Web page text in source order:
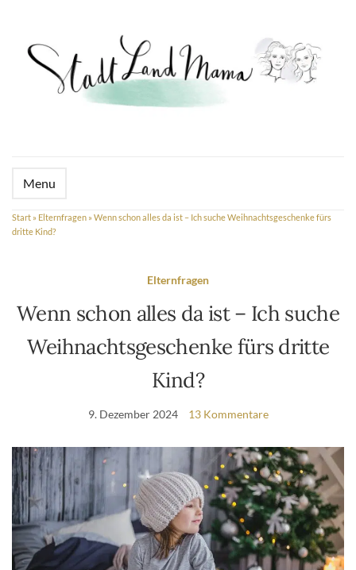
Menu
Start » Elternfragen » Wenn schon alles da ist – Ich suche Weihnachtsgeschenke fürs
dritte Kind?
Elternfragen
Wenn schon alles da ist – Ich suche
Weihnachtsgeschenke fürs dritte
Kind?
9. Dezember 2024 13 Kommentare